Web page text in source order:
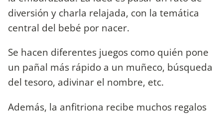
diversión y charla relajada, con la temática
central del bebé por nacer.
Se hacen diferentes juegos como quién pone
un pañal más rápido a un muñeco, búsqueda
del tesoro, adivinar el nombre, etc.
Además, la anfitriona recibe muchos regalos